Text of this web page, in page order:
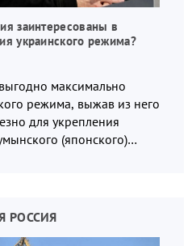
заинтересованы в
украинского режима?
максимально
режима, выжав из него
для укрепления
(японского)
РОССИЯ